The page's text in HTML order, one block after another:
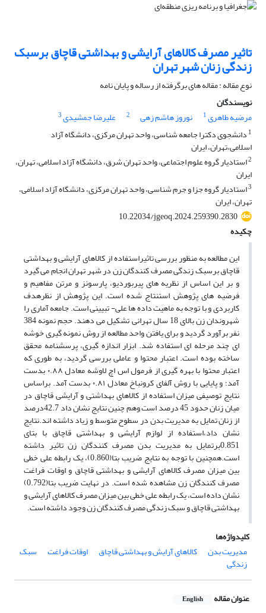
تاثیر مصرف کالاهای آرایشی و بهداشتی قاچاق برسبک
زندگی زنان شهر تهران
نوع مقاله : مقاله های برگرفته از رساله و پایان نامه
نویسندگان
مرضیه طاهری1 نوروز هاشم زهی 2 علیرضا جمشیدی3
1 دانشجوی دکترا جامعه شناسی، واحد تهران مرکزی، دانشگاه آزاد
اسلامی،تهران، ایران
2استادیار گروه علوم اجتماعی، واحد تهران شرق، دانشگاه آزاد اسلامی، تهران،
ایران
3استادیار گروه جزا و جرم شناسی، واحد تهران مرکزی، دانشگاه آزاد اسلامی،
تهران، ایران
10.22034/jgeoq.2024.259390.2830
چکیده
این مطالعه به منظور بررسی تاثیراستفاده از کالاهای آرایشی و بهداشتی
قاچاق برسبک زندگی مصرف کنندگان زن در شهر تهران انجام می گیرد
و بر این اساس از نظریه های پیربوردیو، پارسونز و مرتن مفاهیم و
فرضیه های پژوهش استنتاج شده است. این پژوهش از نظرهدف
کاربردی و با توجه به ماهیت داده ها علی- تبیینی است. جامعه آماری را
شهروندان زن بالای 18 سال تهرانی تشکیل می دهند. حجم نمونه 384
نفر برآورد گردید و برای یافتن واحد مطالعه از روش نمونه گیری خوشه
ای چند مرحله ای استفاده شد. ابزار اندازه گیری، پرسشنامه محقق
ساخته بوده است. اعتبار محتوا و عاملی بررسی گردید، به طوری که
اعتبار محتوا با بهره گیری از فرمول اس اچ لاوشه معادل ۰.۸۸ بدست
آمد؛ و پایایی با روش آلفای کرونباخ معادل ۰.۸۱ بدست آمد. براساس
نتایج توصیفی میزان استفاده از کالاهای بهداشتی و آرایشی قاچاق در
میان زنان حدود 45 درصد است وهم چنین نتایج نشان داد 42.7درصد
از زنان تمایل به مدیریت بدن در سطوح متوسط و زیاد داشته اند.نتایج
نشان داد،استفاده از لوازم آرایشی و بهداشتی قاچاق با بتای
0.851برتمایل به مدیریت بدن مصرف کنندگان زن تاثیر داشته
است.همچنین با توجه به نتایج ضریب بتا(0.860)، یک رابطه علی خطی
بین میزان مصرف کالاهای آرایشی و بهداشتی قاچاق و اوقات فراغت
مصرف کنندگان زن مشاهده شده است. در نهایت ضریب بتا(0.792)
نشان داده است، یک رابطه علی خطی بین میزان مصرف کالاهای آرایشی و
بهداشتی قاچاق و سبک زندگی مصرف کنندگان زن وجود داشته است.
کلیدواژه‌ها
مدیریت بدن
کالاهای آرایش و بهداشتی قاچاق اوقات فراغت سبک
زندگی
عنوان مقاله English